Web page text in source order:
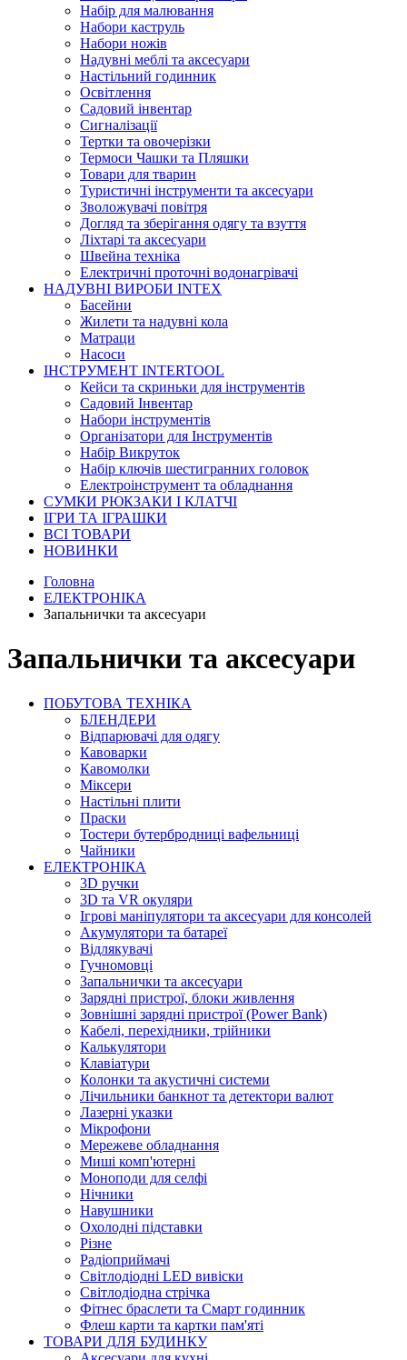
Набір для малювання
Набори каструль
Набори ножів
Надувні меблі та аксесуари
Настільний годинник
Освітлення
Садовий інвентар
Сигналізації
Тертки та овочерізки
Термоси Чашки та Пляшки
Товари для тварин
Туристичні інструменти та аксесуари
Зволожувачі повітря
Догляд та зберігання одягу та взуття
Ліхтарі та аксесуари
Швейна техніка
Електричні проточні водонагрівачі
НАДУВНІ ВИРОБИ INTEX
Басейни
Жилети та надувні кола
Матраци
Насоси
ІНСТРУМЕНТ INTERTOOL
Кейси та скриньки для інструментів
Садовий Інвентар
Набори інструментів
Організатори для Інструментів
Набір Викруток
Набір ключів шестигранних головок
Електроінструмент та обладнання
СУМКИ РЮКЗАКИ І КЛАТЧІ
ІГРИ ТА ІГРАШКИ
ВСІ ТОВАРИ
НОВИНКИ
Головна
ЕЛЕКТРОНІКА
Запальнички та аксесуари
Запальнички та аксесуари
ПОБУТОВА ТЕХНІКА
БЛЕНДЕРИ
Відпарювачі для одягу
Кавоварки
Кавомолки
Міксери
Настільні плити
Праски
Тостери бутербродниці вафельниці
Чайники
ЕЛЕКТРОНІКА
3D ручки
3D та VR окуляри
Ігрові маніпулятори та аксесуари для консолей
Акумулятори та батареї
Відлякувачі
Гучномовці
Запальнички та аксесуари
Зарядні пристрої, блоки живлення
Зовнішні зарядні пристрої (Power Bank)
Кабелі, перехідники, трійники
Калькулятори
Клавіатури
Колонки та акустичні системи
Лічильники банкнот та детектори валют
Лазерні указки
Мікрофони
Мережеве обладнання
Миші комп'ютерні
Моноподи для селфі
Нічники
Навушники
Охолодні підставки
Різне
Радіоприймачі
Світлодіодні LED вивіски
Світлодіодна стрічка
Фітнес браслети та Смарт годинник
Флеш карти та картки пам'яті
ТОВАРИ ДЛЯ БУДИНКУ